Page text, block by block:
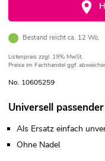
Bestand reicht ca. 12 Wo.
Listenpreis zzgl. 19% MwSt.
Preise im Fachhandel ggf.
No. 10605259
Universell
Als Ersatz einfach
Ohne Nadel